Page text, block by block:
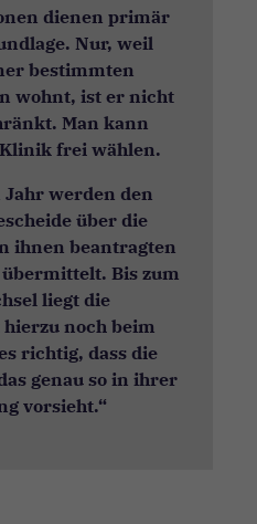
dienen primär
Nur, weil
bestimmten
wohnt, ist er nicht
Man kann
frei wählen.
werden den
über die
ihnen beantragten
Bis zum
liegt die
noch beim
richtig, dass die
genau so in ihrer
vorsieht.“